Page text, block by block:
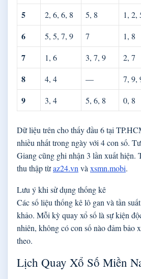
5 2, 6, 6, 8 5, 8 1, 2,
6 5, 5, 7, 9 7 1, 8
7 1, 6 3, 7, 9 2, 7
8 4, 4 — 7, 9,
9 3, 4 5, 6, 8 0, 8
Dữ liệu trên cho thấy đầu 6 tại
nhiều nhất trong ngày với 4 con số.
Giang cũng ghi nhận 3 lần xuất hiện.
thu thập từaz24.vnvàxsmn.mobi.
Lưu ý khi sử dụng thống kê
Các số liệu thống kê lô gan và tần
khảo. Mỗi kỳ quay xổ số là sự kiện
nhiên, không có con số nào đảm bảo
theo.
Lịch Quay Xổ Số Miền